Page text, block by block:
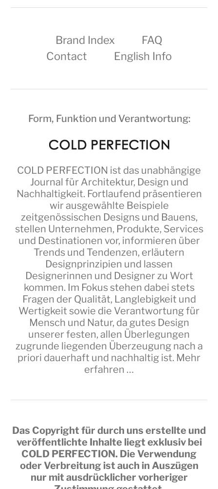
Brand Index
FAQ
Contact
English Info
Form, Funktion und Verantwortung:
COLD PERFECTION ist das unabhängige
Journal für Architektur, Design und
Nachhaltigkeit. Fortlaufend präsentieren
wir ausgewählte Beispiele
zeitgenössischen Designs und Bauens,
stellen Unternehmen, Produkte, Services
und Destinationen vor, informieren über
Trends und Tendenzen, erläutern
Designprinzipien und lassen
Designerinnen und Designer zu Wort
kommen. Im Fokus stehen dabei stets
Fragen der Qualität, Langlebigkeit und
Wertigkeit sowie die Verantwortung für
Mensch und Natur, da gutes Design
unserer festen, allen Überlegungen
zugrunde liegenden Überzeugung nach a
priori dauerhaft und nachhaltig ist. Mehr
erfahren …
Das Copyright für durch uns erstellte und
veröffentlichte Inhalte liegt exklusiv bei
COLD PERFECTION. Die Verwendung
oder Verbreitung ist auch in Auszügen
nur mit ausdrücklicher vorheriger